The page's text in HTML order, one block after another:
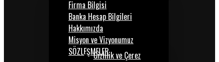
Firma Bilgisi
Banka Hesap Bilgileri
Hakkımızda
Misyon ve Vizyonumuz
SÖZLEŞMELERGizlilik ve Çerez